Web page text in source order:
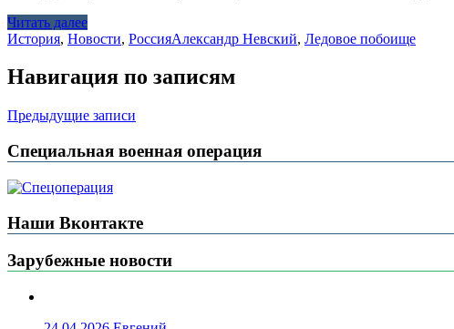
Читать далее
История, Новости, РоссияАлександр Невский, Ледовое побоище
Навигация по записям
Предыдущие записи
Специальная военная операция
Наши Вконтакте
Зарубежные новости